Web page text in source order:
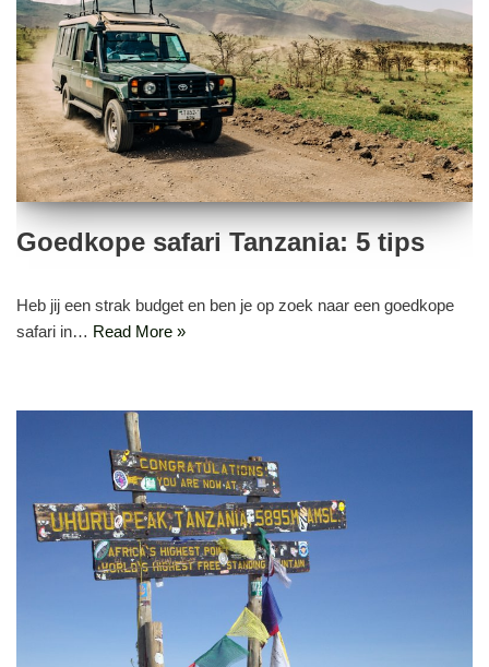
Goedkope safari Tanzania: 5 tips
Heb jij een strak budget en ben je op zoek naar een goedkope
safari in… Read More »